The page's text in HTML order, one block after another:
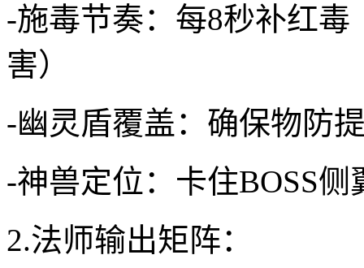
-施毒节奏：每8秒补红毒
害）
-幽灵盾覆盖：确保物防
-神兽定位：卡住BOSS侧
2.法师输出矩阵：